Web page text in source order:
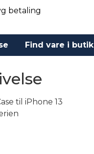
betaling
Find vare i butik
til iPhone 13